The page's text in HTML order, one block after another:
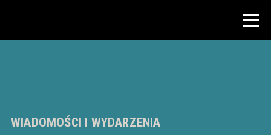
Zasoby dla nauczycieli
WIADOMOŚCI I WYDARZENIA